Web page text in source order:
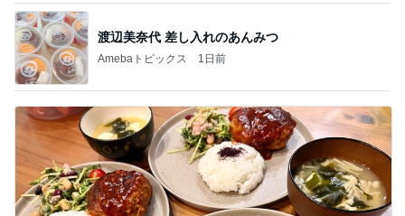
渡辺美奈代 差し入れのあんみつ
Amebaトピックス 1日前